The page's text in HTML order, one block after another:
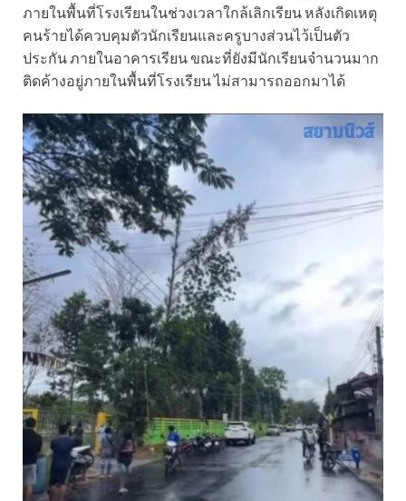
ภายในพื้นที่โรงเรียนในช่วงเวลาใกล้เลิกเรียน หลังเกิดเหตุ
คนร้ายได้ควบคุมตัวนักเรียนและครูบางส่วนไว้เป็นตัว
ประกัน ภายในอาคารเรียน ขณะที่ยังมีนักเรียนจำนวนมาก
ติดค้างอยู่ภายในพื้นที่โรงเรียน ไม่สามารถออกมาได้